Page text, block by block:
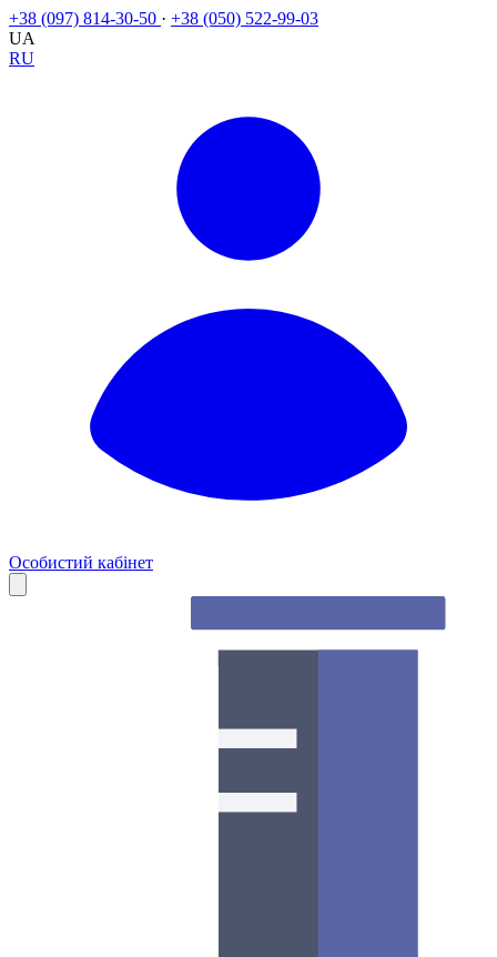
+38 (097) 814-30-50 · +38 (050) 522-99-03
UA
RU
Особистий кабінет